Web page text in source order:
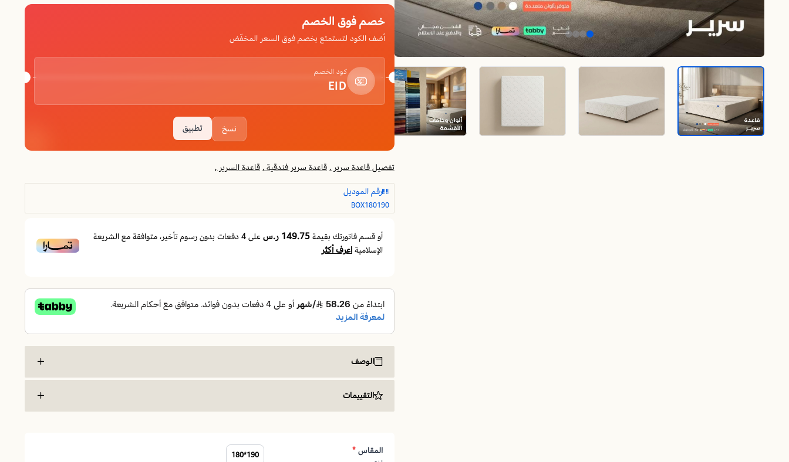
خصم فوق الخصم
أضف الكود لتستمتع بخصم فوق السعر المخفّض
كود الخصم
EID
نسخ تطبيق
تفصيل قاعدة سرير ,قاعدة سرير فندقية ,قاعدة السرير ,
رقم الموديل
BOX180190
أو قسم فاتورتك بقيمة149.75 ر.س على4دفعات بدون رسوم تأخير، متوافقة مع الشريعة
الإسلاميةاعرف أكثر
الوصف
إذا كنت تبحث عن قاعدة سرير مزدوجة تمنح المرتبة ثباتًا واضحًا وتحافظ على شكلها مع الاستخدام اليومي، فإن
هل يتكرر الاهتزاز مع الحركة فيفقد النوم هدوءه؟
التقييمات
المقاس*
190*180